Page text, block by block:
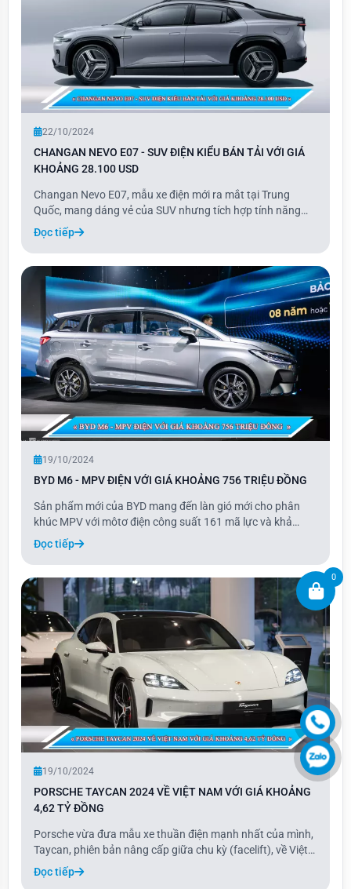
22/10/2024
CHANGAN NEVO E07 - SUV ĐIỆN KIỂU BÁN TẢI VỚI GIÁ
KHOẢNG 28.100 USD
Changan Nevo E07, mẫu xe điện mới ra mắt tại Trung
Quốc, mang dáng vẻ của SUV nhưng tích hợp tính năng
biến đổi thành xe bán tải chỉ với một nút bấm. Xe có giá
khởi điểm 28.100 USD và được cung cấp trong 7 phiên
bản, cao nhất là 42.200 USD.
Đọc tiếp
19/10/2024
BYD M6 - MPV ĐIỆN VỚI GIÁ KHOẢNG 756 TRIỆU ĐỒNG
Sản phẩm mới của BYD mang đến làn gió mới cho phân
khúc MPV với môtơ điện công suất 161 mã lực và khả
năng sạc điện cho các thiết bị gia dụng. M6 là mẫu xe thứ
tư mà BYD giới thiệu tại thị trường Việt Nam, thuộc nhóm ít
ỏi các dòng MPV thuần điện. Xe chỉ
Đọc tiếp
19/10/2024
PORSCHE TAYCAN 2024 VỀ VIỆT NAM VỚI GIÁ KHOẢNG
4,62 TỶ ĐỒNG
Porsche vừa đưa mẫu xe thuần điện mạnh nhất của mình,
Taycan, phiên bản nâng cấp giữa chu kỳ (facelift), về Việt
Nam chưa đầy một năm sau khi ra mắt toàn cầu. Xe có
những cải tiến nhẹ về ngoại thất và tăng hiệu suất môtơ ở
Đọc tiếp
0